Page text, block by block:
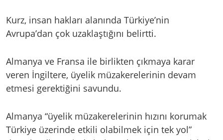
Kurz, insan hakları alanında Türkiye’nin
Avrupa’dan çok uzaklaştığını belirtti.
Almanya ve Fransa ile birlikten çıkmaya karar
veren İngiltere, üyelik müzakerelerinin devam
etmesi gerektiğini savundu.
Almanya “üyelik müzakerelerinin hızını korumak
Türkiye üzerinde etkili olabilmek için tek yol”